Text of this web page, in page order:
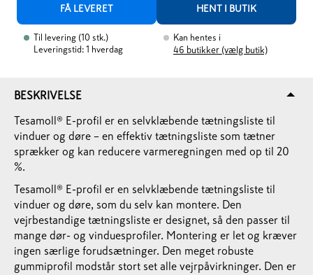
FÅ LEVERET HENT I BUTIK
Til levering (10 stk.)
Leveringstid: 1 hverdag
Kan hentes i
46 butikker (vælg butik)
BESKRIVELSE
Tesamoll® E-profil er en selvklæbende tætningsliste til
vinduer og døre – en effektiv tætningsliste som tætner
sprækker og kan reducere varmeregningen med op til 20
%.
Tesamoll® E-profil er en selvklæbende tætningsliste til
vinduer og døre, som du selv kan montere. Den
vejrbestandige tætningsliste er designet, så den passer til
mange dør- og vinduesprofiler. Montering er let og kræver
ingen særlige forudsætninger. Den meget robuste
gummiprofil modstår stort set alle vejrpåvirkninger. Den er